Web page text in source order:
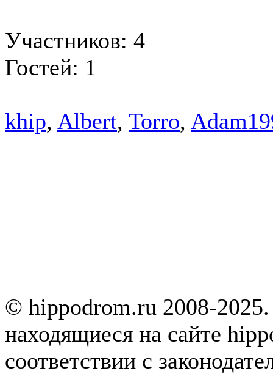
Участников: 4
Гостей: 1
khip, Albert, Torro,
© hippodrom.ru 2008-
находящиеся на сайте
соответствии с